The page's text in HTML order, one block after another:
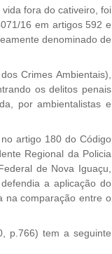
fora do cativeiro, foi
16 em artigos 592 e
denominado de
Crimes Ambientais),
os delitos penais
por ambientalistas e
artigo 180 do Código
Regional da Policia
de Nova Iguaçu,
a aplicação do
na comparação entre o
p.766) tem a seguinte